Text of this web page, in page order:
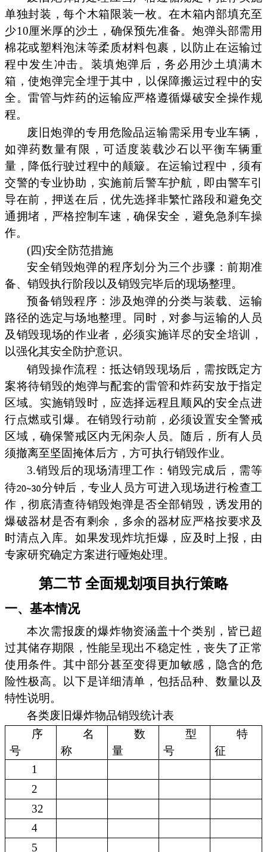
单独封装，每个木箱限装一枚。在木箱内部填充至
少10厘米厚的沙土，确保预先准备。炮弹头部需用
棉花或塑料泡沫等柔质材料包裹，以防止在运输过
程中发生冲击。装填炮弹后，务必用沙土填满木
箱，使炮弹完全埋于其中，以保障搬运过程中的安
全。雷管与炸药的运输应严格遵循爆破安全操作规
程。
废旧炮弹的专用危险品运输需采用专业车辆，
如弹药数量有限，可适度装载沙石以平衡车辆重
量，降低行驶过程中的颠簸。在运输过程中，须有
交警的专业协助，实施前后警车护航，即由警车引
导在前，押送在后，优先选择非繁忙路段和避免交
通拥堵，严格控制车速，确保安全，避免急刹车操
作。
(四)安全防范措施
安全销毁炮弹的程序划分为三个步骤：前期准
备、销毁执行阶段以及销毁完毕后的现场整理。
预备销毁程序：涉及炮弹的分类与装载、运输
路径的选定与场地整理。同时，对参与运输的人员
及销毁现场的作业者，必须实施详尽的安全培训，
以强化其安全防护意识。
销毁操作流程：抵达销毁现场后，需按既定方
案将待销毁的炮弹与配套的雷管和炸药安放于指定
区域。实施销毁时，应选择远程且顺风的安全点进
行点燃或引爆。在销毁行动前，必须设置安全警戒
区域，确保警戒区内无闲杂人员。随后，所有人员
须撤离至坚固掩体后方，方可执行销毁作业。
3.销毁后的现场清理工作：销毁完成后，需等
待
分钟后，专业人员方可进入现场进行检查工
作，彻底清查待销毁炮弹是否全部销毁，诱发用的
爆破器材是否有剩余，多余的器材应严格按要求及
时清点入库。如果发现炸坑拒爆，应及时上报，由
专家研究确定方案进行哑炮处理。
第二节 全面规划项目执行策略
一、基本情况
本次需报废的爆炸物资涵盖十个类别，皆已超
过其储存期限，性能呈现出不稳定性，丧失了正常
使用条件。其中部分甚至变得更加敏感，隐含的危
险性极高。以下是详细清单，包括品种、数量以及
特性说明。
各类废旧爆炸物品销毁统计表
序
号
名
称
数
量
型
号
特
征
1
2
32
4
5